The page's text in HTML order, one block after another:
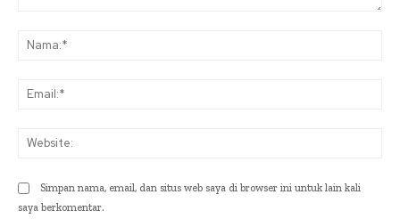
Simpan nama, email, dan situs web saya di browser ini untuk lain kali
saya berkomentar.